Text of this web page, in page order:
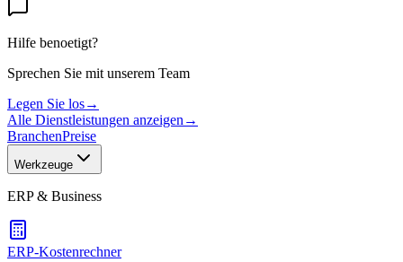
Hilfe benoetigt?
Sprechen Sie mit unserem Team
Legen Sie los→
Alle Dienstleistungen anzeigen →
BranchenPreise
Werkzeuge
ERP & Business
ERP-Kostenrechner